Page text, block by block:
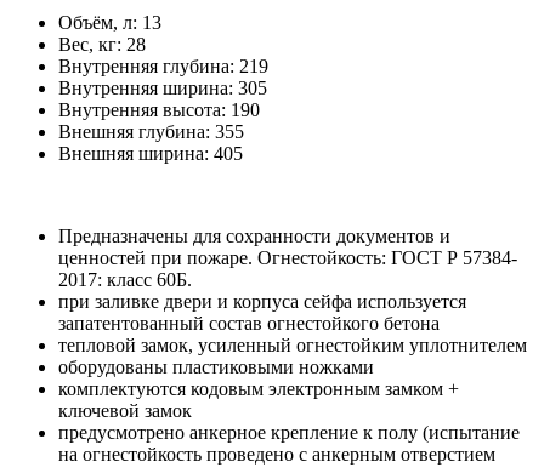
Объём, л: 13
Вес, кг: 28
Внутренняя глубина: 219
Внутренняя ширина: 305
Внутренняя высота: 190
Внешняя глубина: 355
Внешняя ширина: 405
Предназначены для сохранности документов и
ценностей при пожаре. Огнестойкость: ГОСТ Р 57384-
2017: класс 60Б.
при заливке двери и корпуса сейфа используется
запатентованный состав огнестойкого бетона
тепловой замок, усиленный огнестойким уплотнителем
оборудованы пластиковыми ножками
комплектуются кодовым электронным замком +
ключевой замок
предусмотрено анкерное крепление к полу (испытание
на огнестойкость проведено с анкерным отверстием